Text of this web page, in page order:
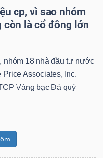
cp, vì sao nhóm
còn là cổ đông lớn
nhóm 18 nhà đầu tư nước
Price Associates, Inc.
Vàng bạc Đá quý